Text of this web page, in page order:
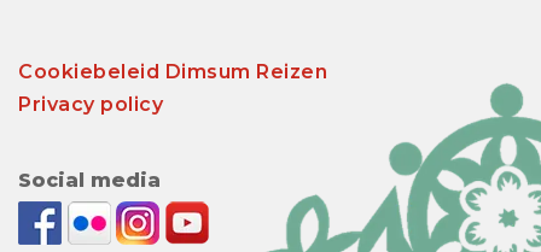
Cookiebeleid Dimsum Reizen
Privacy policy
Social media